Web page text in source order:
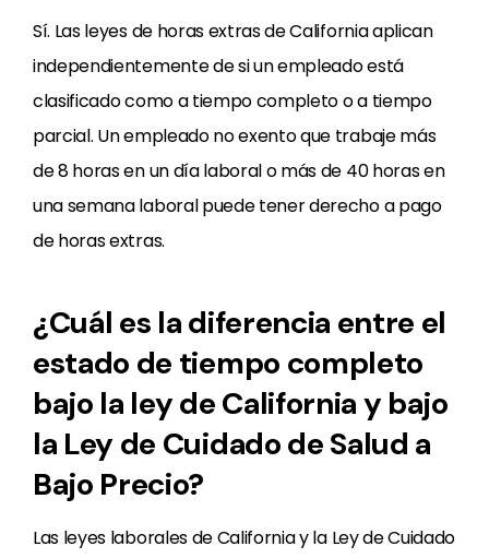
Sí. Las leyes de horas extras de California aplican
independientemente de si un empleado está
clasificado como a tiempo completo o a tiempo
parcial. Un empleado no exento que trabaje más
de 8 horas en un día laboral o más de 40 horas en
una semana laboral puede tener derecho a pago
de horas extras.
¿Cuál es la diferencia entre el
estado de tiempo completo
bajo la ley de California y bajo
la Ley de Cuidado de Salud a
Bajo Precio?
Las leyes laborales de California y la Ley de Cuidado